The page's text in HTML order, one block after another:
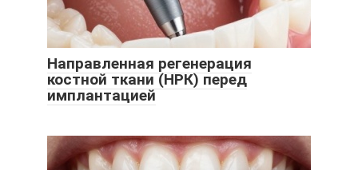
Направленная регенерация
костной ткани (НРК) перед
имплантацией